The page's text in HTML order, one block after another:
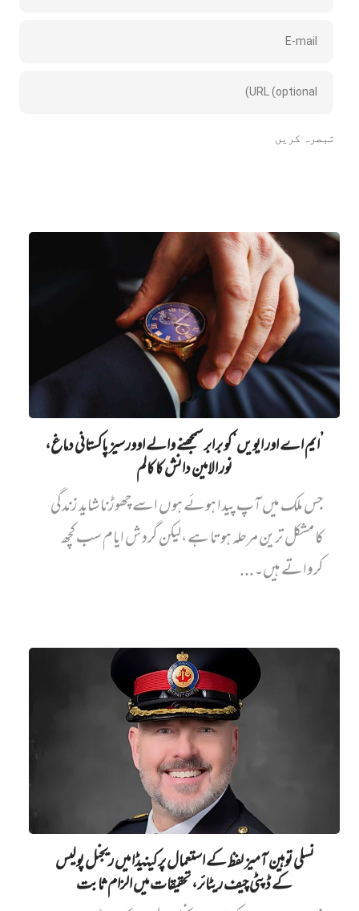
’ایم اے اور ایویں‌‘ کو برابر سمجھنے والے اوورسیز پاکستانی دماغ،
نور الامین دانش کا کالم
جس ملک میں آپ پیدا ہوئے ہوں اسے چھوڑنا شاید زندگی
کا مشکل ترین مرحلہ ہوتا ہے،لیکن گردش ایام سب کچھ
کرواتے ہیں۔...
نسلی توہین آمیز لفظ کے استعمال پر کینیڈا میں ریجنل پولیس
کے ڈپٹی چیف ریٹائر، تحقیقات میں الزام ثابت